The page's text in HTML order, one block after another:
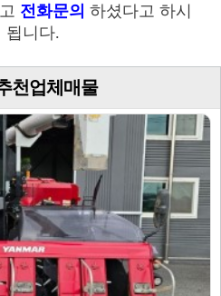
전화문의 하셨다고 하시
됩니다.
천업체매물